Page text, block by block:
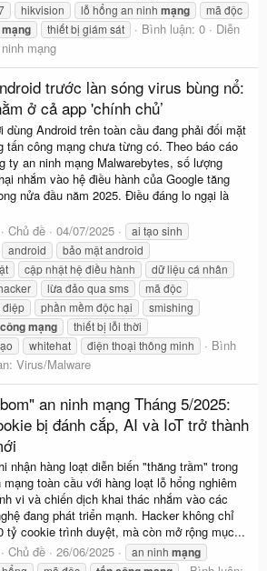
hikvision lỗ hổng an ninh mạng
mã độc
mạng thiết bị giám sát Bình luận: 0
Diễn
mạng
trước làn sóng virus bùng nổ:
ở cả app 'chính chủ’
dùng Android trên toàn cầu đang phải đối mặt
tấn công mạng chưa từng có. Theo báo cáo
ty an ninh mạng Malwarebytes, số lượng
nhắm vào hệ điều hành của Google tăng
nửa đầu năm 2025. Điều đáng lo ngại là
Chủ đề 04/07/2025
ai tạo sinh
android
bảo mật android
cập nhật hệ điều hành
dữ liệu cá nhân
lừa đảo qua sms
mã độc
điệp
phần mềm độc hại
smishing
côngmạng
thiết bị lỗi thời
whitehat điện thoại thông minh
Bình
Virus/Malware
an ninh mạng Tháng 5/2025:
bị đánh cắp, AI và IoT trở thành
nhận hàng loạt diễn biến "thăng trầm" trong
toàn cầu với hàng loạt lỗ hổng nghiêm
vi và chiến dịch khai thác nhắm vào các
đang phát triển mạnh. Hacker không chỉ
tỷ cookie trình duyệt, mà còn mở rộng mục...
Chủ đề 26/06/2025 an ninh mạng